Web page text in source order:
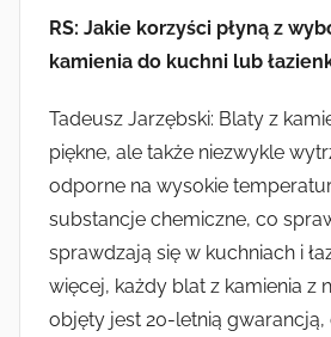
RS: Jakie korzyści płyną z
kamienia do kuchni lub
Tadeusz Jarzębski: Blaty z
piękne, ale także niezwykle
odporne na wysokie
substancje chemiczne, co
sprawdzają się w kuchniach i
więcej, każdy blat z kamienia z
objęty jest 20-letnią gwarancją,